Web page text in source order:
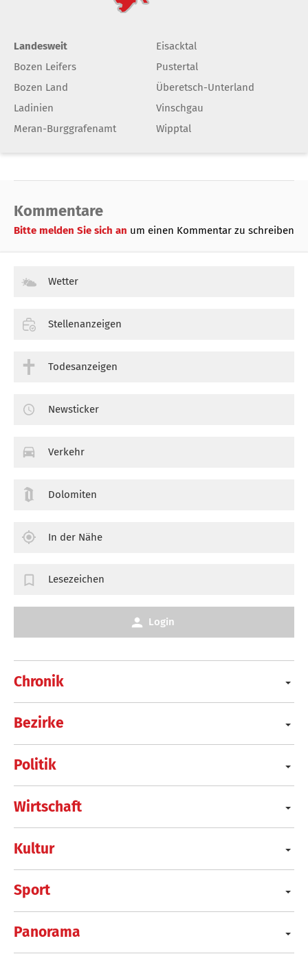
Landesweit
Bozen Leifers
Bozen Land
Ladinien
Meran-Burggrafenamt
Eisacktal
Pustertal
Überetsch-Unterland
Vinschgau
Wipptal
Kommentare
Bitte melden Sie sich an um einen Kommentar zu schreiben
Chronik
Bezirke
Politik
Wirtschaft
Kultur
Sport
Panorama
Wetter
Stellenanzeigen
Todesanzeigen
Newsticker
Verkehr
Dolomiten
In der Nähe
Lesezeichen
Login